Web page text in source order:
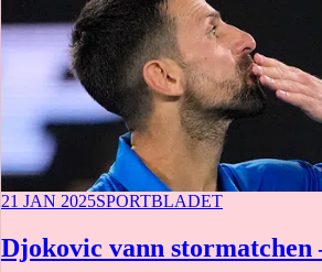
21 JAN 2025SPORTBLADET
Djokovic vann